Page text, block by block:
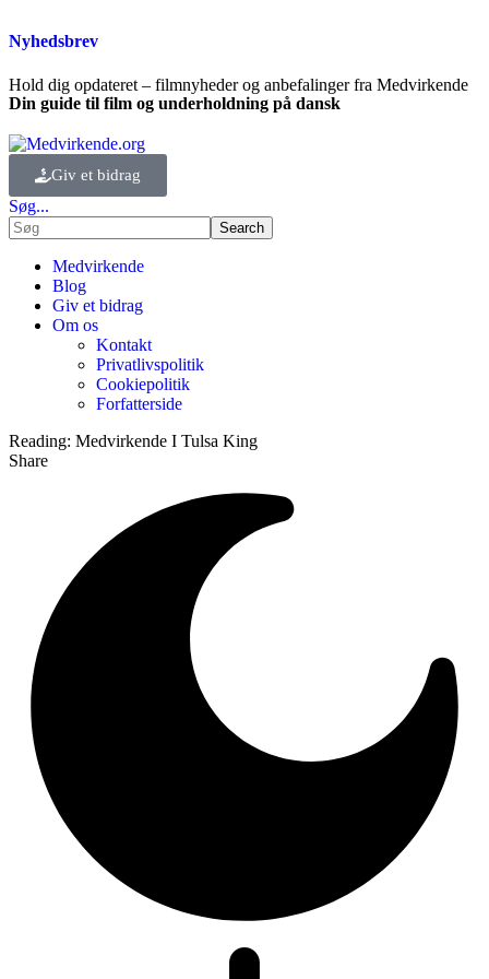
Nyhedsbrev
Hold dig opdateret – filmnyheder og anbefalinger fra Medvirkende
Din guide til film og underholdning på dansk
Giv et bidrag
Søg...
Medvirkende
Blog
Giv et bidrag
Om os
Kontakt
Privatlivspolitik
Cookiepolitik
Forfatterside
Reading: Medvirkende I Tulsa King
Share